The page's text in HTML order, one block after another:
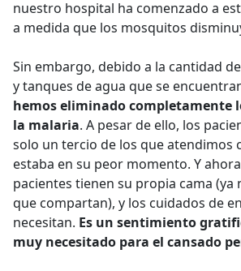
nuestro hospital ha comenzado a
a medida que los mosquitos
Sin embargo, debido a la cantidad
y tanques de agua que se
hemos eliminado completamente
la malaria. A pesar de ello, los
solo un tercio de los que atendimos
estaba en su peor momento. Y
pacientes tienen su propia cama (ya
que compartan), y los cuidados de
necesitan. Es un sentimiento
muy necesitado para el cansado